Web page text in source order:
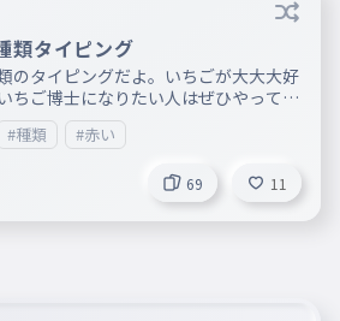
類タイピング
のタイピングだよ。いちごが大大大好
ちご博士になりたい人はぜひやってみ
赤いいちごの種類のタイピングを作っ
白いいちごの種類のタイピングを作る
スイカを食べたよ🍉果物全部大好き❤
#種類 #赤い
69 11